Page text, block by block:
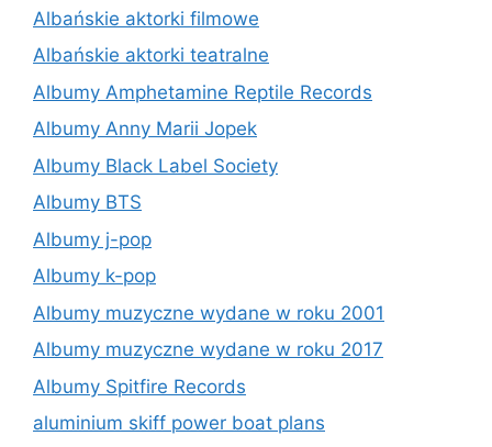
Albańskie aktorki filmowe
Albańskie aktorki teatralne
Albumy Amphetamine Reptile Records
Albumy Anny Marii Jopek
Albumy Black Label Society
Albumy BTS
Albumy j-pop
Albumy k-pop
Albumy muzyczne wydane w roku 2001
Albumy muzyczne wydane w roku 2017
Albumy Spitfire Records
aluminium skiff power boat plans